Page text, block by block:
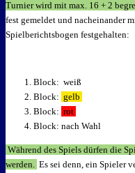
Turnier wird mit max. 16 + 2
fest gemeldet und nacheinander
Spielberichtsbogen festgehalten:
Block: weiß
Block: gelb
Block: rot
Block: nach Wahl
Während des Spiels dürfen die
werden. Es sei denn, ein Spieler